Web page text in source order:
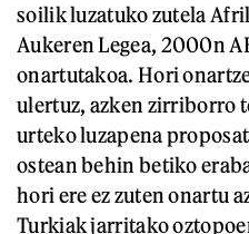
soilik luzatuko zutela
Aukeren Legea, 2000n
onartutakoa. Hori
ulertuz, azken zirriborro
urteko luzapena
ostean behin betiko
hori ere ez zuten onartu
Turkiak jarritako